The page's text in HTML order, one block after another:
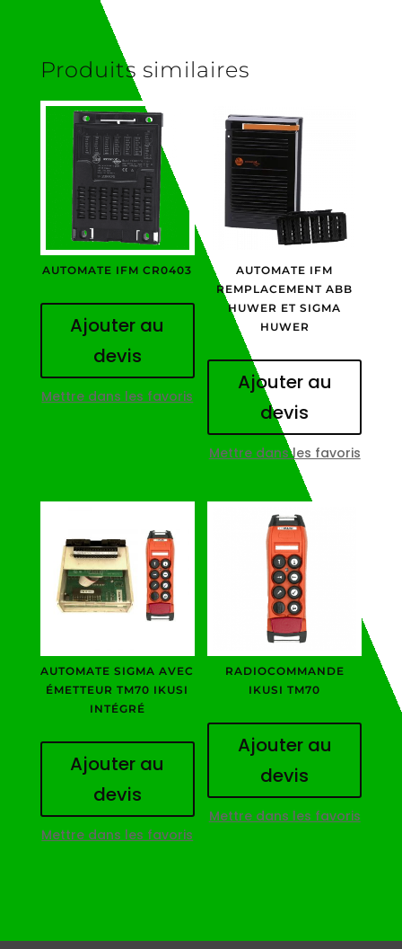
Produits similaires
AUTOMATE IFM CR0403
Ajouter au
devis
Mettre dans les favoris
AUTOMATE IFM
REMPLACEMENT ABB
HUWER ET SIGMA
HUWER
Ajouter au
devis
Mettre dans les favoris
AUTOMATE SIGMA AVEC
ÉMETTEUR TM70 IKUSI
INTÉGRÉ
Ajouter au
devis
Mettre dans les favoris
RADIOCOMMANDE
IKUSI TM70
Ajouter au
devis
Mettre dans les favoris